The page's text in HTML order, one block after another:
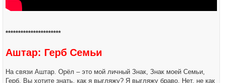
**********************
Аштар: Герб Семьи
На связи Аштар. Орёл – это мой личный Знак, Знак моей Семьи,
Герб. Вы хотите знать, как я выгляжу? Я выгляжу браво. Нет, не как